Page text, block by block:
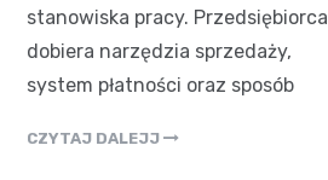
stanowiska pracy. Przedsiębiorca
dobiera narzędzia sprzedaży,
system płatności oraz sposób
CZYTAJ DALEJJ